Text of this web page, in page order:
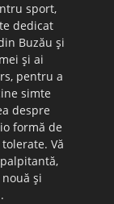
sport,
dedicat
Buzău şi
şi ai
pentru a
simte
despre
formă de
Vă
şi